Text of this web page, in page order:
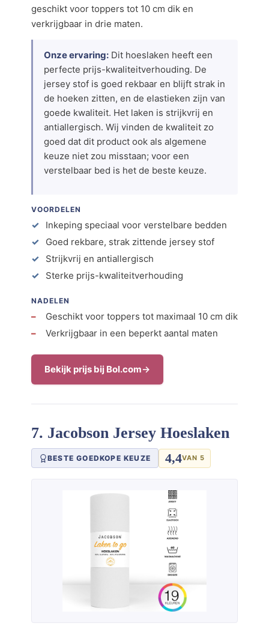
geschikt voor toppers tot 10 cm dik en
verkrijgbaar in drie maten.
Onze ervaring: Dit hoeslaken heeft een
perfecte prijs-kwaliteitverhouding. De
jersey stof is goed rekbaar en blijft strak in
de hoeken zitten, en de elastieken zijn van
goede kwaliteit. Het laken is strijkvrij en
antiallergisch. Wij vinden de kwaliteit zo
goed dat dit product ook als algemene
keuze niet zou misstaan; voor een
verstelbaar bed is het de beste keuze.
VOORDELEN
Inkeping speciaal voor verstelbare bedden
Goed rekbare, strak zittende jersey stof
Strijkvrij en antiallergisch
Sterke prijs-kwaliteitverhouding
NADELEN
Geschikt voor toppers tot maximaal 10 cm dik
Verkrijgbaar in een beperkt aantal maten
Bekijk prijs bij Bol.com
7. Jacobson Jersey Hoeslaken
BESTE GOEDKOPE KEUZE 4,4VAN 5